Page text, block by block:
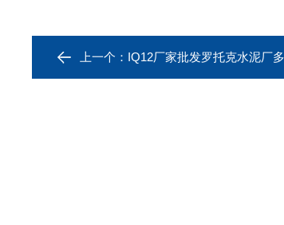
上一个： IQ12厂家批发罗托克水泥厂多回